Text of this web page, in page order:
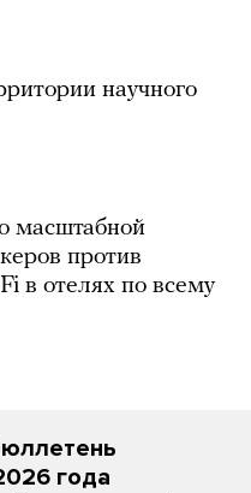
научного
масштабной
против
в отелях по всему
года